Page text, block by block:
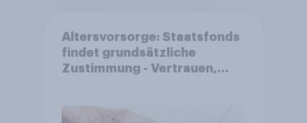
Altersvorsorge: Staatsfonds
findet grundsätzliche
Zustimmung - Vertrauen,
Akzeptanz